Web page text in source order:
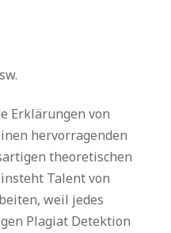
Erklärungen von
hervorragenden
theoretischen
Talent von
weil jedes
Plagiat Detektion